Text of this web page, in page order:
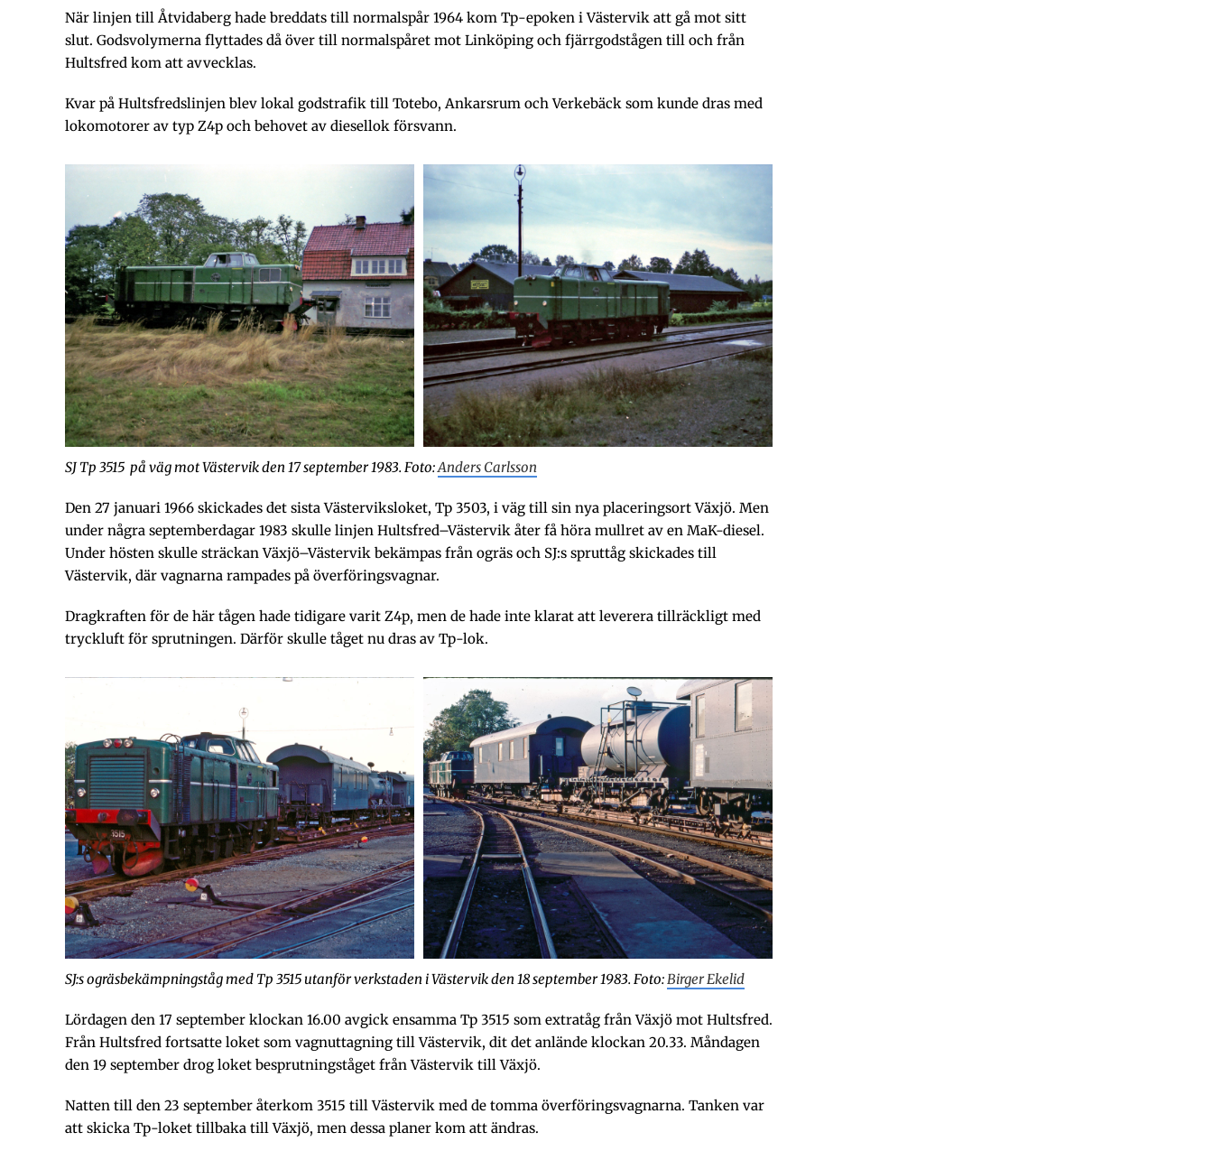
När linjen till Åtvidaberg hade breddats till normalspår 1964 kom Tp-epoken i Västervik att gå mot sitt
slut. Godsvolymerna flyttades då över till normalspåret mot Linköping och fjärrgodstågen till och från
Hultsfred kom att avvecklas.
Kvar på Hultsfredslinjen blev lokal godstrafik till Totebo, Ankarsrum och Verkebäck som kunde dras med
lokomotorer av typ Z4p och behovet av diesellok försvann.
SJ Tp 3515 på väg mot Västervik den 17 september 1983. Foto:Anders Carlsson
Den 27 januari 1966 skickades det sista Västerviksloket, Tp 3503, i väg till sin nya placeringsort Växjö. Men
under några septemberdagar 1983 skulle linjen Hultsfred–Västervik åter få höra mullret av en MaK-diesel.
Under hösten skulle sträckan Växjö–Västervik bekämpas från ogräs och SJ:s spruttåg skickades till
Västervik, där vagnarna rampades på överföringsvagnar.
Dragkraften för de här tågen hade tidigare varit Z4p, men de hade inte klarat att leverera tillräckligt med
tryckluft för sprutningen. Därför skulle tåget nu dras av Tp-lok.
SJ:s ogräsbekämpningståg med Tp 3515 utanför verkstaden i Västervik den 18 september 1983. Foto:Birger Ekelid
Lördagen den 17 september klockan 16.00 avgick ensamma Tp 3515 som extratåg från Växjö mot Hultsfred.
Från Hultsfred fortsatte loket som vagnuttagning till Västervik, dit det anlände klockan 20.33. Måndagen
den 19 september drog loket besprutningståget från Västervik till Växjö.
Natten till den 23 september återkom 3515 till Västervik med de tomma överföringsvagnarna. Tanken var
att skicka Tp-loket tillbaka till Växjö, men dessa planer kom att ändras.